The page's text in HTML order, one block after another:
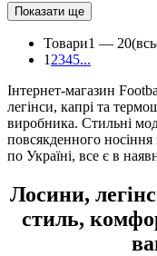
Показати ще
Товари1 — 20
1 2345...
Інтернет-магазин
легінси, капрі та
виробника. Стильні
повсякденного
по Україні, все є в
Лосини,
стиль,